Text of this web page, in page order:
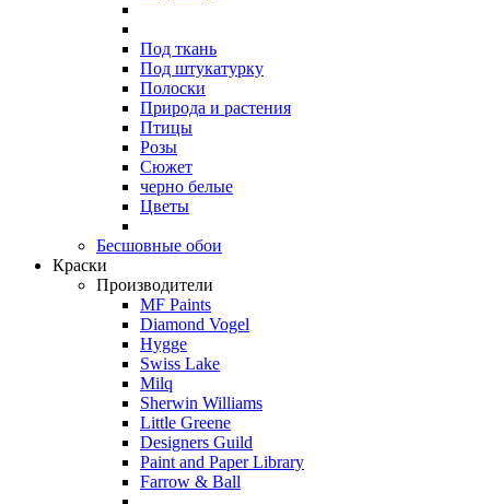
Под ткань
Под штукатурку
Полоски
Природа и растения
Птицы
Розы
Сюжет
черно белые
Цветы
Бесшовные обои
Краски
Производители
MF Paints
Diamond Vogel
Hygge
Swiss Lake
Milq
Sherwin Williams
Little Greene
Designers Guild
Paint and Paper Library
Farrow & Ball